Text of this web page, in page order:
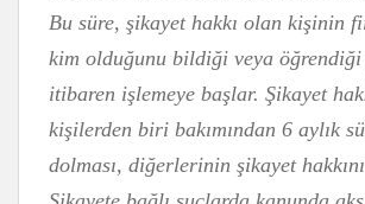
Bu süre, şikayet hakkı olan kişinin
kim olduğunu bildiği veya öğrendiği
itibaren işlemeye başlar. Şikayet
kişilerden biri bakımından 6 aylık
dolması, diğerlerinin şikayet